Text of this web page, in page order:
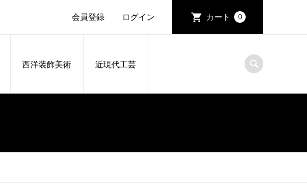
会員登録 ログイン カート 0
西洋装飾美術 近現代工芸